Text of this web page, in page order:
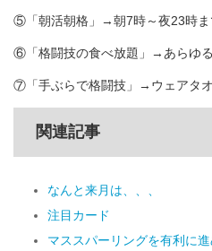
⑤「朝活朝格」→朝7時～夜23時ま
⑥「格闘技の食べ放題」→あらゆる
⑦「手ぶらで格闘技」→ウェアタオ
関連記事
なんと来月は、、、
注目カード
マススパーリングを有利に